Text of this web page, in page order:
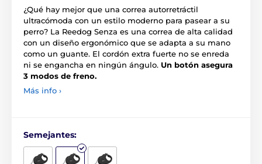
¿Qué hay mejor que una correa autorretráctil
ultracómoda con un estilo moderno para pasear a su
perro? La Reedog Senza es una correa de alta calidad
con un diseño ergonómico que se adapta a su mano
como un guante. El cordón extra fuerte no se enreda
ni se engancha en ningún ángulo. Un botón asegura
3 modos de freno.
Más info ›
Semejantes: